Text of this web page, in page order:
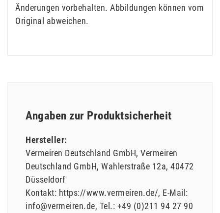
Änderungen vorbehalten. Abbildungen können vom
Original abweichen.
Angaben zur Produktsicherheit
Hersteller:
Vermeiren Deutschland GmbH Vermeiren
Deutschland GmbH Wahlerstraße 12a 40472
Düsseldorf
Kontakt: https://www.vermeiren.de/ E-Mail:
info@vermeiren.de Tel.: +49 (0)211 94 27 90